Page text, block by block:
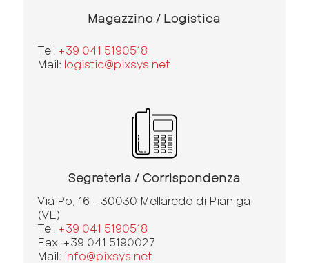
Magazzino / Logistica
Tel. +39 041 5190518
Mail: logistic@pixsys.net
Segreteria / Corrispondenza
Via Po, 16 - 30030 Mellaredo di Pianiga
(VE)
Tel. +39 041 5190518
Fax. +39 041 5190027
Mail: info@pixsys.net